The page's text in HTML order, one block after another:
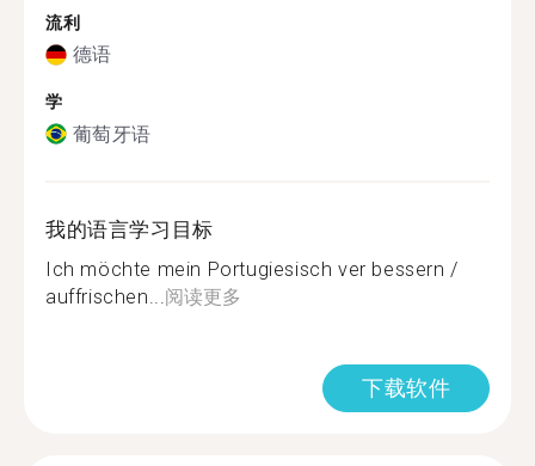
流利
德语
学
葡萄牙语
我的语言学习目标
Ich möchte mein Portugiesisch ver bessern /
auffrischen... 阅读更多
下载软件